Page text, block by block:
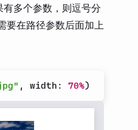
有多个参数，则逗号分
要在路径参数后面加上
, width : 70%)